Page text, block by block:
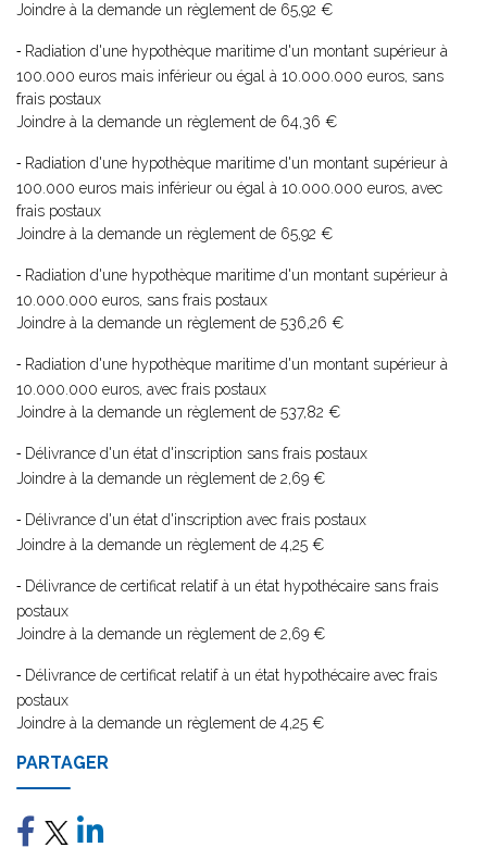
Joindre à la demande un règlement de 65,92 €
- Radiation d'une hypothèque maritime d'un montant supérieur à
100.000 euros mais inférieur ou égal à 10.000.000 euros, sans
frais postaux
Joindre à la demande un règlement de 64,36 €
- Radiation d'une hypothèque maritime d'un montant supérieur à
100.000 euros mais inférieur ou égal à 10.000.000 euros, avec
frais postaux
Joindre à la demande un règlement de 65,92 €
- Radiation d'une hypothèque maritime d'un montant supérieur à
10.000.000 euros, sans frais postaux
Joindre à la demande un règlement de 536,26 €
- Radiation d'une hypothèque maritime d'un montant supérieur à
10.000.000 euros, avec frais postaux
Joindre à la demande un règlement de 537,82 €
- Délivrance d'un état d'inscription sans frais postaux
Joindre à la demande un règlement de 2,69 €
- Délivrance d'un état d'inscription avec frais postaux
Joindre à la demande un règlement de 4,25 €
- Délivrance de certificat relatif à un état hypothécaire sans frais
postaux
Joindre à la demande un règlement de 2,69 €
- Délivrance de certificat relatif à un état hypothécaire avec frais
postaux
Joindre à la demande un règlement de 4,25 €
PARTAGER